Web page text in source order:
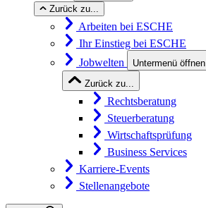
Zurück zu...
Arbeiten bei ESCHE
Ihr Einstieg bei ESCHE
Jobwelten
Untermenü öffnen
Zurück zu...
Rechtsberatung
Steuerberatung
Wirtschaftsprüfung
Business Services
Karriere-Events
Stellenangebote